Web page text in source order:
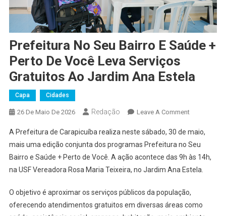
Prefeitura No Seu Bairro E Saúde +
Perto De Você Leva Serviços
Gratuitos Ao Jardim Ana Estela
Capa Cidades
26 De Maio De 2026 Redação Leave A CommentOn
No
Seu
Bairro
E
+
Perto
A Prefeitura de Carapicuíba realiza neste sábado, 30 de maio,
mais uma edição conjunta dos programas Prefeitura no Seu
Bairro e Saúde + Perto de Você. A ação acontece das 9h às 14h,
na USF Vereadora Rosa Maria Teixeira, no Jardim Ana Estela.
O objetivo é aproximar os serviços públicos da população,
oferecendo atendimentos gratuitos em diversas áreas como